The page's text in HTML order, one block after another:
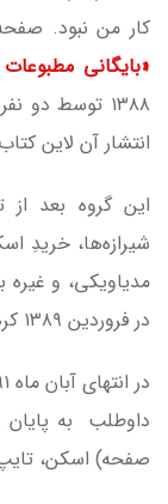
کار من نبود.
«بایگانی مطبوعات
۱۳۸۸ توسط دو
انتشار آن لاین
این گروه بعد
شیرازه‌ها، خریدِ
مدیاویکی، و
در فروردین ۱۳۸۹
در انتهای آبان ماه
داوطلب به
صفحه) اسکن،